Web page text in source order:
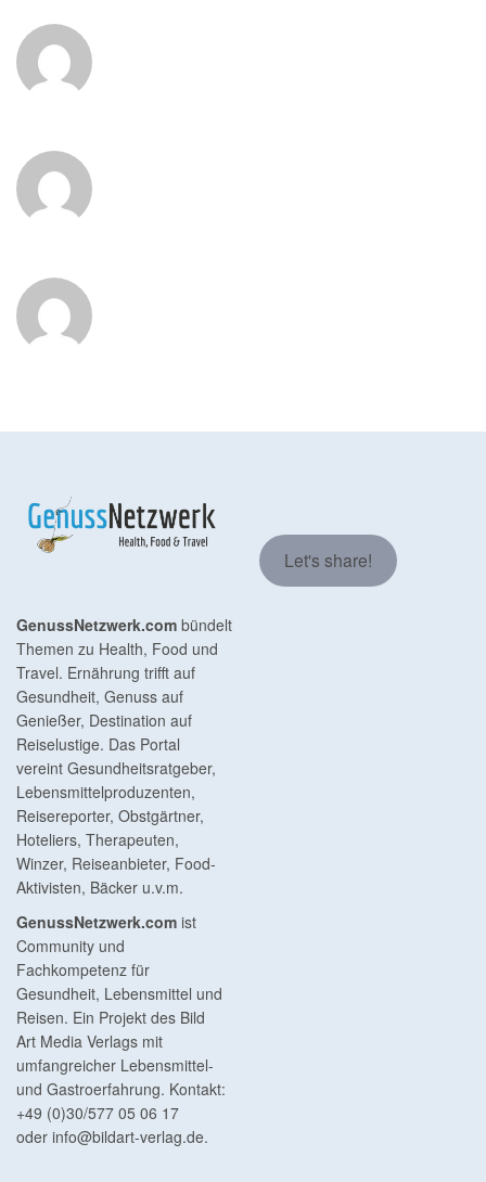
GenussNetzwerk.com bündelt
Themen zu Health, Food und
Travel. Ernährung trifft auf
Gesundheit, Genuss auf
Genießer, Destination auf
Reiselustige. Das Portal
vereint Gesundheitsratgeber,
Lebensmittelproduzenten,
Reisereporter, Obstgärtner,
Hoteliers, Therapeuten,
Winzer, Reiseanbieter, Food-
Aktivisten, Bäcker u.v.m.
GenussNetzwerk.com ist
Community und
Fachkompetenz für
Gesundheit, Lebensmittel und
Reisen. Ein Projekt des Bild
Art Media Verlags mit
umfangreicher Lebensmittel-
und Gastroerfahrung. Kontakt:
+49 (0)30/577 05 06 17
oder info@bildart-verlag.de.
Let's share!